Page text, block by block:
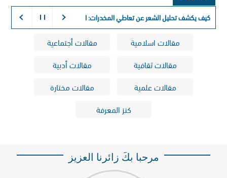
كيف يكشف تحليل الشعر عن تعاطي المخدرات:
التفسير الكيميائي لذاكرة
مقالات اسلامية
مقالات أجتماعية
مقالات ثقافية
مقالات أدبية
مقالات علمية
مقالات مختارة
كنز المعرفة
مرحبا بكَ زائرنا العزيز